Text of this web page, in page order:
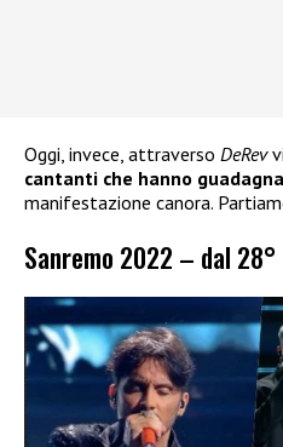
Oggi, invece, attraverso DeRev
cantanti che hanno
manifestazione canora.
Sanremo 2022 – dal